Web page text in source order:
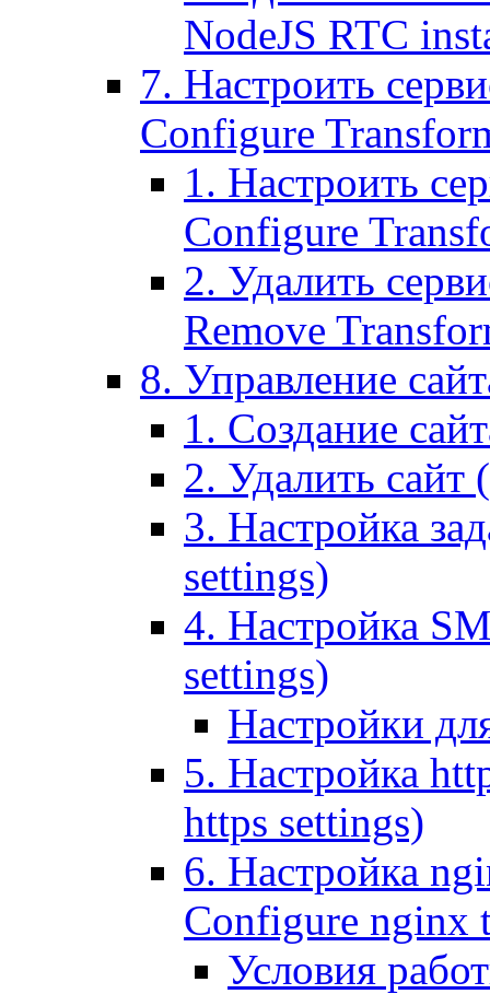
NodeJS RTC
7. Настроить
Configure
1. Настроить
Configure
2. Удалить
Remove
8. Управление
1. Создание
2. Удалить сайт
3. Настройка
settings)
4. Настройка
settings)
Настройки
5. Настройка
https settings)
6. Настройка
Configure nginx
Условия